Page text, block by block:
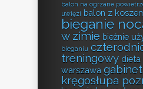
balon na ogrzane
uwięzi balon z
bieganie
w zimie bieżnie
bieganiu
treningowy dieta
warszawa
kręgosłupa